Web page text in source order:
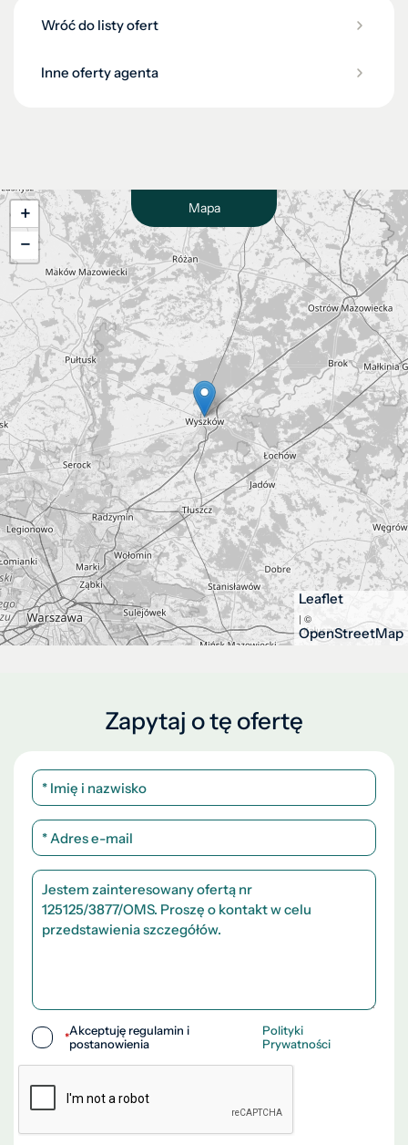
Wróć do listy ofert
Inne oferty agenta
Mapa
+
−
Leaflet
| ©
OpenStreetMap
Zapytaj o tę ofertę
*Akceptuję regulamin i
postanowienia
Polityki
Prywatności